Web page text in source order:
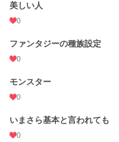
美しい人
0
ファンタジーの種族設定
0
モンスター
0
いまさら基本と言われても
0